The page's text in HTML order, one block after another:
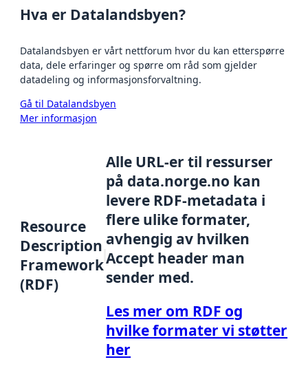
Hva er Datalandsbyen?
Datalandsbyen er vårt nettforum hvor du kan etterspørre
data, dele erfaringer og spørre om råd som gjelder
datadeling og informasjonsforvaltning.
Gå til Datalandsbyen
Mer informasjon
Resource
Description
Framework
(RDF)
Alle URL-er til ressurser
på data.norge.no kan
levere RDF-metadata i
flere ulike formater,
avhengig av hvilken
Accept header man
sender med.
Les mer om RDF og
hvilke formater vi støtter
her